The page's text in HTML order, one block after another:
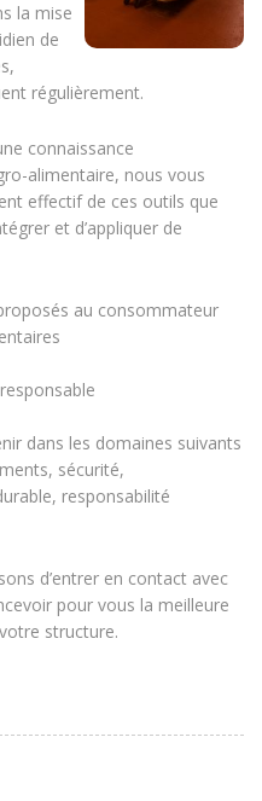
la mise
de
régulièrement.
connaissance
alimentaire, nous vous
effectif de ces outils que
et d’appliquer de
au consommateur
dans les domaines suivants
sécurité,
responsabilité
d’entrer en contact avec
pour vous la meilleure
structure.